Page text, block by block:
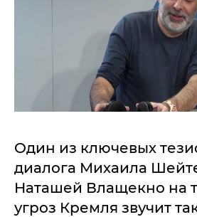
Один из ключевых
диалога Михаила
Наташей Влащекно на
угроз Кремля звучит